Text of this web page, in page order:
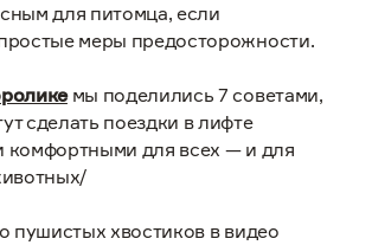
для питомца, если
меры предосторожности.
мы поделились 7 советами,
сделать поездки в лифте
комфортными для всех — и для
пушистых хвостиков в видео